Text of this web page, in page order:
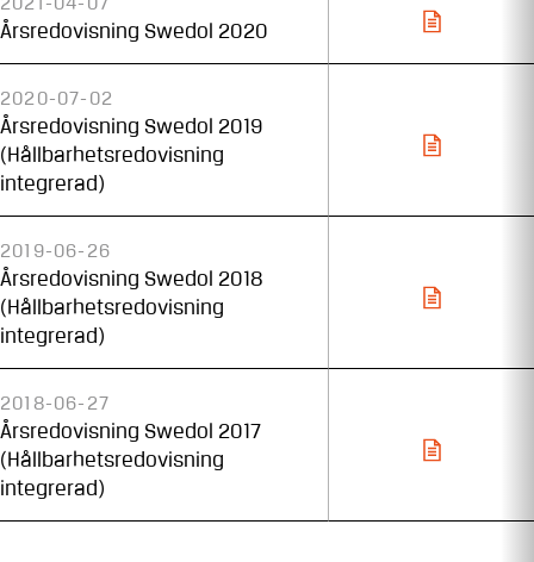
2021-04-07
Årsredovisning Swedol 2020
2020-07-02
Årsredovisning Swedol 2019
(Hållbarhetsredovisning
integrerad)
2019-06-26
Årsredovisning Swedol 2018
(Hållbarhetsredovisning
integrerad)
2018-06-27
Årsredovisning Swedol 2017
(Hållbarhetsredovisning
integrerad)